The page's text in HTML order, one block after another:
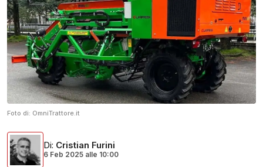
Foto di: OmniTrattore.it
Di: Cristian Furini
6 Feb 2025 alle 10:00